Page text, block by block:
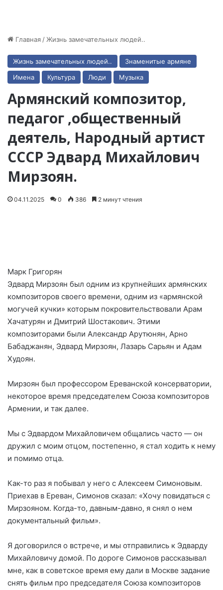
Главная / Жизнь замечательных людей..
Жизнь замечательных людей..
Знаменитые армяне
Имена
Культура Люди Музыка
Армянский композитор,
педагог ,общественный
деятель, Народный артист
СССР Эдвард Михайлович
Мирзоян.
04.11.2025 0 386 2 минут чтения
Марк Григорян
Эдвард Мирзоян был одним из крупнейших армянских
композиторов своего времени, одним из «армянской
могучей кучки» которым покровительствовали Арам
Хачатурян и Дмитрий Шостакович. Этими
композиторами были Александр Арутюнян, Арно
Бабаджанян, Эдвард Мирзоян, Лазарь Сарьян и Адам
Худоян.
Мирзоян был профессором Ереванской консерватории,
некоторое время председателем Союза композиторов
Армении, и так далее.
Мы с Эдвардом Михайловичем общались часто — он
дружил с моим отцом, постепенно, я стал ходить к нему
и помимо отца.
Как-то раз я побывал у него с Алексеем Симоновым.
Приехав в Ереван, Симонов сказал: «Хочу повидаться с
Мирзояном. Когда-то, давным-давно, я снял о нем
документальный фильм».
Я договорился о встрече, и мы отправились к Эдварду
Михайловичу домой. По дороге Симонов рассказывал
мне, как в советское время ему дали в Москве задание
снять фильм про председателя Союза композиторов